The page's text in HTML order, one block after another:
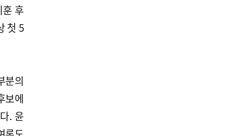
후
첫 5
분의
보에
. 윤